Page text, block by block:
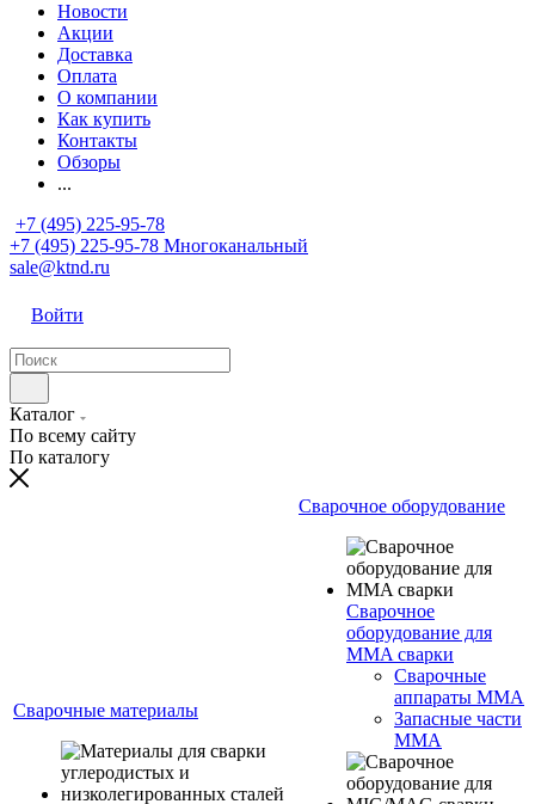
Новости
Акции
Доставка
Оплата
О компании
Как купить
Контакты
Обзоры
...
+7 (495) 225-95-78
+7 (495) 225-95-78 Многоканальный
sale@ktnd.ru
Войти
Каталог
По всему сайту
По каталогу
Сварочные материалы
Сварочное оборудование
Сварочное
оборудование для
MMA сварки
Сварочные
аппараты MMA
Запасные части
MMA